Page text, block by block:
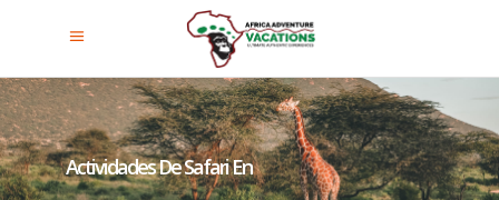
Actividades De Safari En